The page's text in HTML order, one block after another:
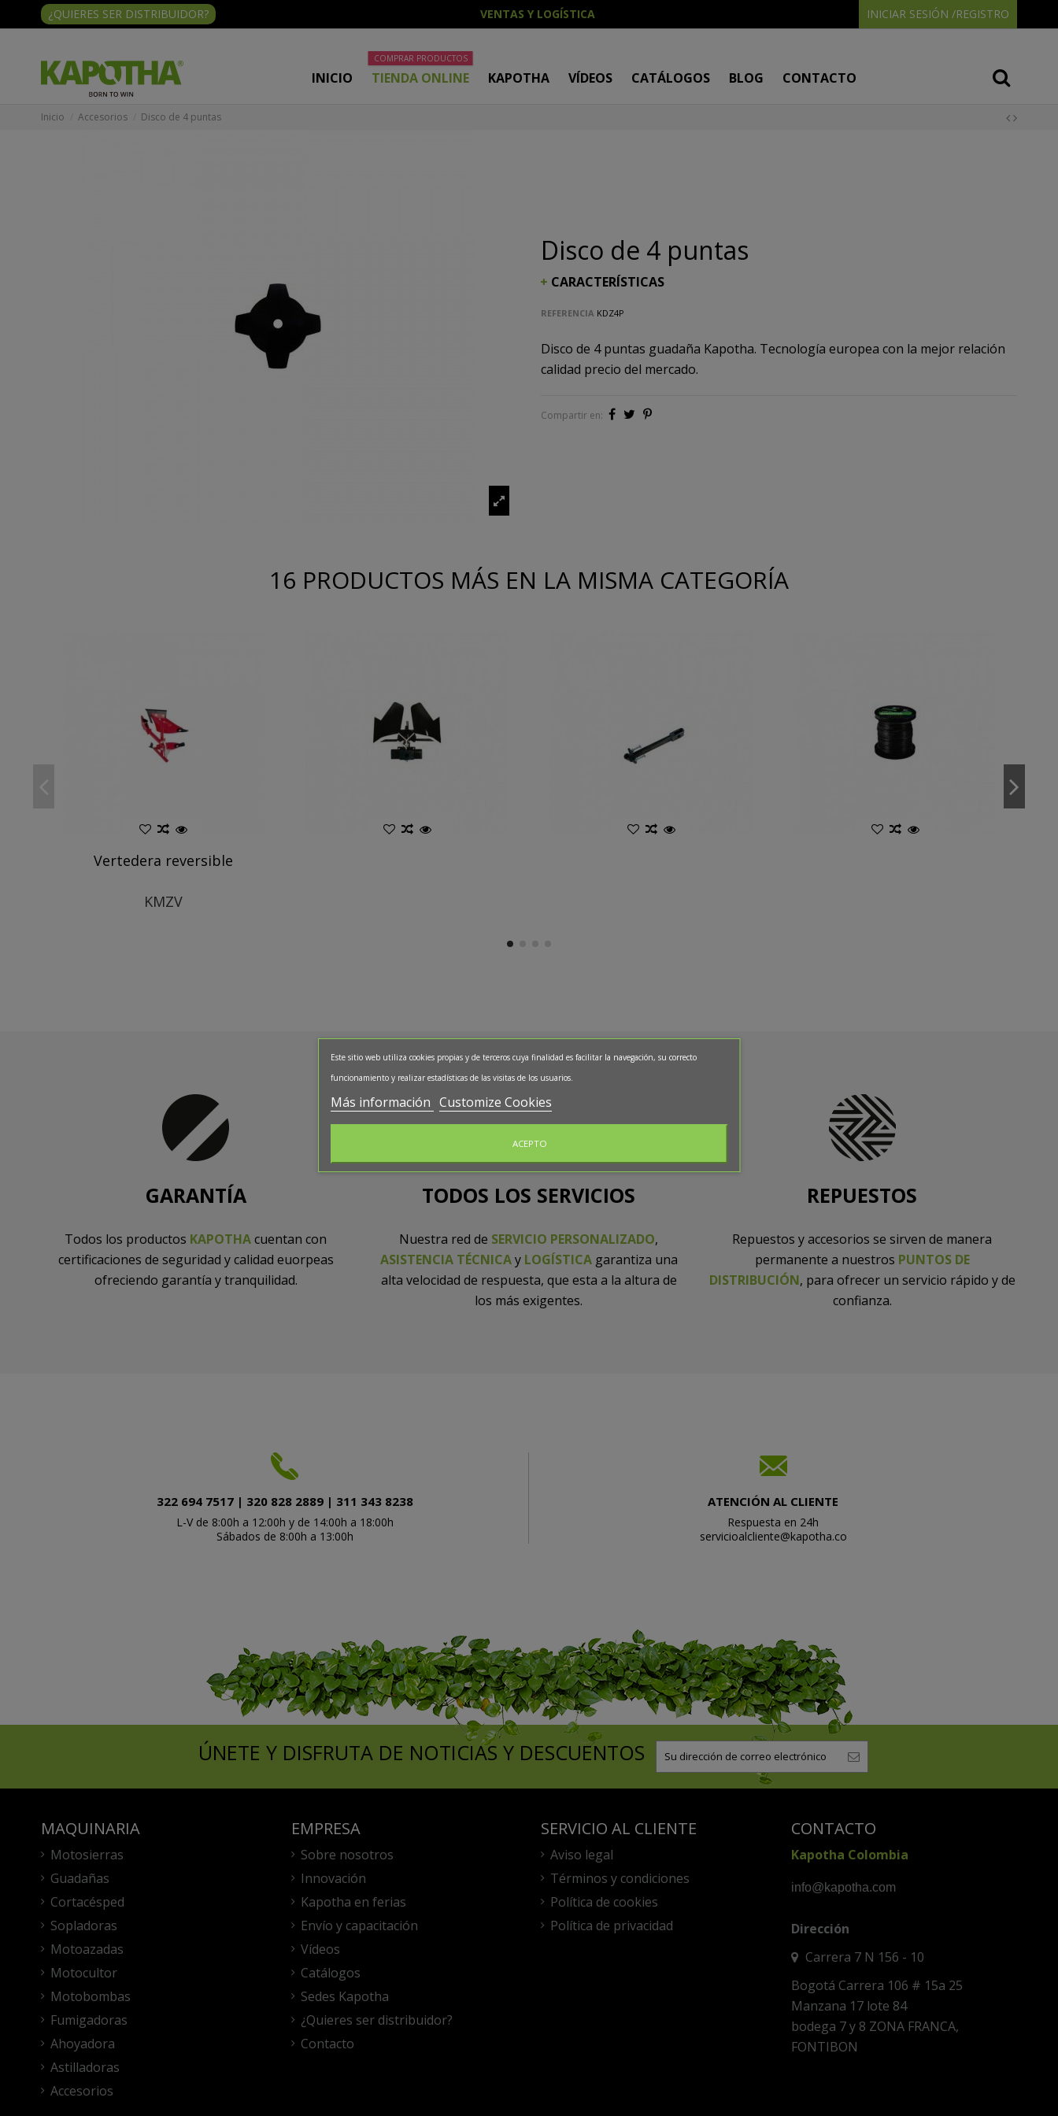
¿QUIERES SER DISTRIBUIDOR? VENTAS Y LOGÍSTICA INICIAR SESIÓN /REGISTRO
INICIO TIENDA ONLINE
COMPRAR PRODUCTOS
KAPOTHA VÍDEOS CATÁLOGOS BLOG CONTACTO
Inicio Accesorios Disco de 4 puntas
Disco de 4 puntas
CARACTERÍSTICAS
REFERENCIA KDZ4P
Disco de 4 puntas guadaña Kapotha. Tecnología europea con la mejor relación
calidad precio del mercado.
Compartir en:
16 PRODUCTOS MÁS EN LA MISMA CATEGORÍA
Vertedera reversible
KMZV
GARANTÍA
Todos los productos KAPOTHAcuentan con
certificaciones de seguridad y calidad euorpeas
ofreciendo garantía y tranquilidad.
TODOS LOS SERVICIOS
Nuestra red de SERVICIO PERSONALIZADO,
ASISTENCIA TÉCNICAy LOGÍSTICAgarantiza una
alta velocidad de respuesta, que esta a la altura de
los más exigentes.
REPUESTOS
Repuestos y accesorios se sirven de manera
permanente a nuestros PUNTOS DE
DISTRIBUCIÓN, para ofrecer un servicio rápido y de
confianza.
322 694 7517 | 320 828 2889 | 311 343 8238
L-V de 8:00h a 12:00h y de 14:00h a 18:00h
Sábados de 8:00h a 13:00h
ATENCIÓN AL CLIENTE
Respuesta en 24h
servicioalcliente@kapotha.co
ÚNETE Y DISFRUTA DE NOTICIAS Y DESCUENTOS
MAQUINARIA
Motosierras
Guadañas
Cortacésped
Sopladoras
Motoazadas
Motocultor
Motobombas
Fumigadoras
Ahoyadora
Astilladoras
Accesorios
EMPRESA
Sobre nosotros
Innovación
Kapotha en ferias
Envío y capacitación
Vídeos
Catálogos
Sedes Kapotha
¿Quieres ser distribuidor?
Contacto
SERVICIO AL CLIENTE
Aviso legal
Términos y condiciones
Política de cookies
Política de privacidad
CONTACTO
Kapotha Colombia
info@kapotha.com
Dirección
Carrera 7 N 156 - 10
Bogotá Carrera 106 # 15a 25
Manzana 17 lote 84
bodega 7 y 8 ZONA FRANCA,
FONTIBON
Este sitio web utiliza cookies propias y de terceros cuya finalidad es facilitar la navegación, su correcto
funcionamiento y realizar estadísticas de las visitas de los usuarios.
Más información Customize Cookies
ACEPTO